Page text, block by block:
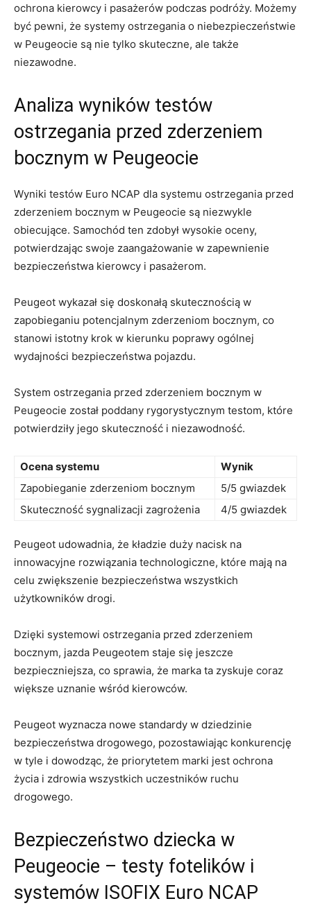
ochrona kierowcy i ⁤pasażerów podczas podróży. Możemy
⁣być pewni, że systemy ostrzegania o⁤ niebezpieczeństwie
w Peugeocie są nie tylko skuteczne, ale⁢ także
niezawodne.
Analiza ⁤wyników testów
ostrzegania przed zderzeniem‍
bocznym w Peugeocie
Wyniki testów Euro NCAP dla systemu ostrzegania ‍przed
zderzeniem bocznym w Peugeocie są niezwykle
obiecujące. Samochód⁢ ten ‌zdobył ‌wysokie ‍oceny,
potwierdzając swoje zaangażowanie w zapewnienie⁤
bezpieczeństwa kierowcy i pasażerom.
Peugeot wykazał się ​doskonałą skutecznością ​w
zapobieganiu potencjalnym⁣ zderzeniom‍ bocznym, co
stanowi istotny krok w ‍kierunku poprawy ogólnej
wydajności⁤ bezpieczeństwa pojazdu.
System ostrzegania przed zderzeniem bocznym w
⁢Peugeocie został‌ poddany rygorystycznym testom, które
potwierdziły jego skuteczność i niezawodność.
Ocena systemu
Wynik
Zapobieganie zderzeniom⁤ bocznym
5/5 gwiazdek
Skuteczność sygnalizacji zagrożenia
4/5 ⁤gwiazdek
Peugeot udowadnia, że‍ kładzie duży nacisk na
innowacyjne rozwiązania technologiczne, które mają na
celu ‌zwiększenie bezpieczeństwa ‍wszystkich
użytkowników drogi.
Dzięki​ systemowi ostrzegania przed zderzeniem
bocznym,⁢ jazda⁣ Peugeotem staje się ​jeszcze
bezpieczniejsza, co sprawia, ‌że ⁢marka ta zyskuje coraz
większe uznanie wśród kierowców.
Peugeot wyznacza nowe standardy w dziedzinie ​
bezpieczeństwa drogowego, ⁣pozostawiając ⁣konkurencję
w tyle i dowodząc, że priorytetem marki ‍jest ochrona​
życia i‌ zdrowia wszystkich‌ uczestników ruchu
⁣drogowego.
Bezpieczeństwo dziecka w
Peugeocie – testy fotelików i
systemów ISOFIX Euro NCAP